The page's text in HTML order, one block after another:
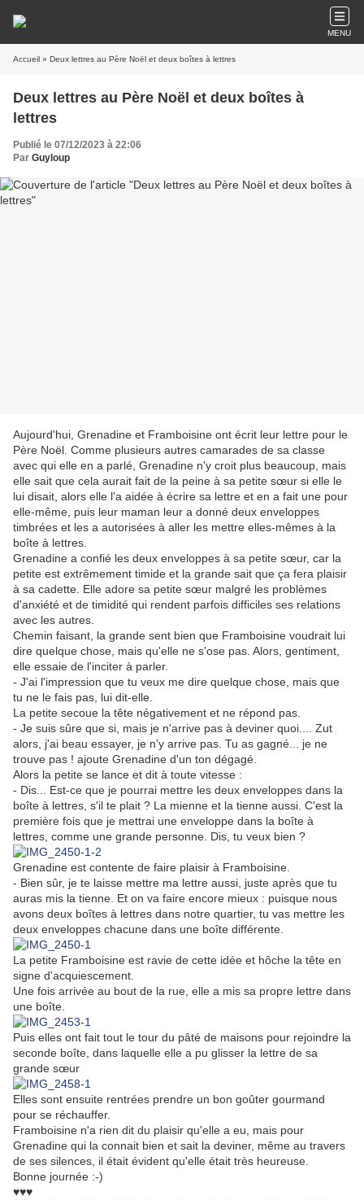
MENU
Accueil » Deux lettres au Père Noël et deux boîtes à lettres
Deux lettres au Père Noël et deux boîtes à
lettres
Publié le 07/12/2023 à 22:06
Par Guyloup
Aujourd'hui, Grenadine et Framboisine ont écrit leur lettre pour le
Père Noël. Comme plusieurs autres camarades de sa classe
avec qui elle en a parlé, Grenadine n'y croit plus beaucoup, mais
elle sait que cela aurait fait de la peine à sa petite sœur si elle le
lui disait, alors elle l'a aidée à écrire sa lettre et en a fait une pour
elle-même, puis leur maman leur a donné deux enveloppes
timbrées et les a autorisées à aller les mettre elles-mêmes à la
boîte à lettres.
Grenadine a confié les deux enveloppes à sa petite sœur, car la
petite est extrêmement timide et la grande sait que ça fera plaisir
à sa cadette. Elle adore sa petite sœur malgré les problèmes
d'anxiété et de timidité qui rendent parfois difficiles ses relations
avec les autres.
Chemin faisant, la grande sent bien que Framboisine voudrait lui
dire quelque chose, mais qu'elle ne s'ose pas. Alors, gentiment,
elle essaie de l'inciter à parler.
- J'ai l'impression que tu veux me dire quelque chose, mais que
tu ne le fais pas, lui dit-elle.
La petite secoue la tête négativement et ne répond pas.
- Je suis sûre que si, mais je n'arrive pas à deviner quoi.... Zut
alors, j'ai beau essayer, je n'y arrive pas. Tu as gagné... je ne
trouve pas ! ajoute Grenadine d'un ton dégagé.
Alors la petite se lance et dit à toute vitesse :
- Dis... Est-ce que je pourrai mettre les deux enveloppes dans la
boîte à lettres, s'il te plait ? La mienne et la tienne aussi. C'est la
première fois que je mettrai une enveloppe dans la boîte à
lettres, comme une grande personne. Dis, tu veux bien ?
Grenadine est contente de faire plaisir à Framboisine.
- Bien sûr, je te laisse mettre ma lettre aussi, juste après que tu
auras mis la tienne. Et on va faire encore mieux : puisque nous
avons deux boîtes à lettres dans notre quartier, tu vas mettre les
deux enveloppes chacune dans une boîte différente.
La petite Framboisine est ravie de cette idée et hôche la tête en
signe d'acquiescement
Une fois arrivée au bout de la rue, elle a mis sa propre lettre dans
une boîte.
Puis elles ont fait tout le tour du pâté de maisons pour rejoindre la
seconde boîte, dans laquelle elle a pu glisser la lettre de sa
grande sœur
Elles sont ensuite rentrées prendre un bon goûter gourmand
pour se réchauffer.
Framboisine n'a rien dit du plaisir qu'elle a eu, mais pour
Grenadine qui la connait bien et sait la deviner, même au travers
de ses silences, il était évident qu'elle était très heureuse.
Bonne journée :-)
♥♥♥